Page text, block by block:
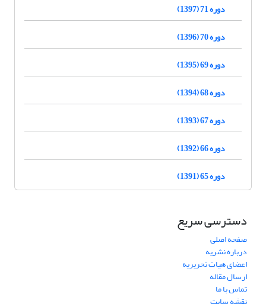
دوره 71 (1397)
دوره 70 (1396)
دوره 69 (1395)
دوره 68 (1394)
دوره 67 (1393)
دوره 66 (1392)
دوره 65 (1391)
دسترسی سریع
صفحه اصلی
درباره نشریه
اعضای هیات تحریریه
ارسال مقاله
تماس با ما